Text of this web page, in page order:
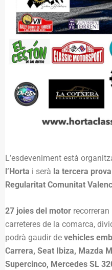
L’esdeveniment està
l’Horta i serà la tercera
Regularitat Comunitat
27 joies del motor
carreteres de la comarca,
podrà gaudir de vehicles
Carrera, Seat Ibiza, Mazda
Supercinco, Mercedes SL